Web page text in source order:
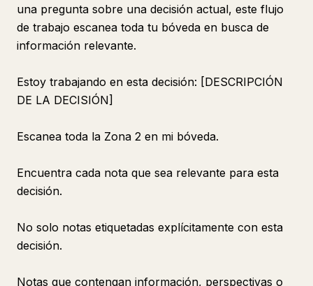
una pregunta sobre una decisión actual, este flujo
de trabajo escanea toda tu bóveda en busca de
información relevante.
Estoy trabajando en esta decisión: [DESCRIPCIÓN
DE LA DECISIÓN]
Escanea toda la Zona 2 en mi bóveda.
Encuentra cada nota que sea relevante para esta
decisión.
No solo notas etiquetadas explícitamente con esta
decisión.
Notas que contengan información, perspectivas o